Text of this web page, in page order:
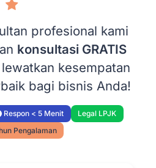
profesional kami
konsultasi GRATIS
kesempatan
bagi bisnis Anda!
Respon < 5 Menit
Legal LPJK
Pengalaman